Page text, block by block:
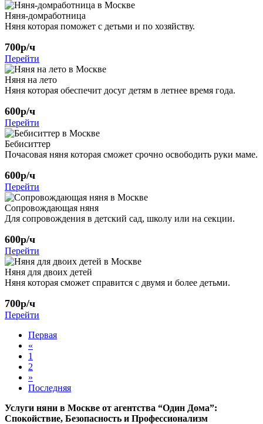
Няня-домработница
Няня которая поможет с детьми и по хозяйству.
700р/ч
Перейти
Няня на лето
Няня которая обеспечит досуг детям в летнее время года.
600р/ч
Перейти
Бебиситтер
Почасовая няня которая сможет срочно освободить руки маме.
600р/ч
Перейти
Сопровождающая няня
Для сопровождения в детский сад, школу или на секции.
600р/ч
Перейти
Няня для двоих детей
Няня которая сможет справится с двумя и более детьми.
700р/ч
Перейти
Первая
«
1
2
»
Последняя
Услуги няни в Москве от агентства “Один Дома”:
Спокойствие, Безопасность и Профессионализм